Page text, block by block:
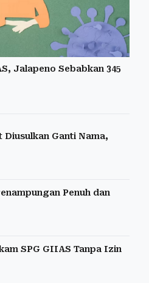
Jalapeno Sebabkan 345
Diusulkan Ganti Nama,
Penuh dan
SPG GIIAS Tanpa Izin